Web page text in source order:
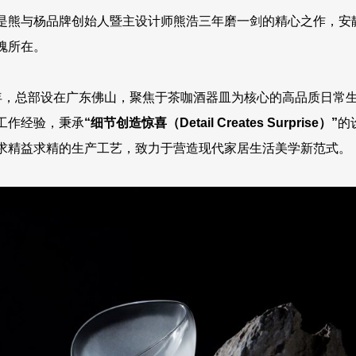
与杨品牌创始人暨主设计师熊浩三年磨一剑的精心之作，安
在。
总部设在广东佛山，聚焦于茶咖酒器皿为核心的高品质日常
作经验，秉承“细节创造惊喜（Detail Creates Surprise）”的
益求精的生产工艺，致力于营造现代家居生活美学新范式。